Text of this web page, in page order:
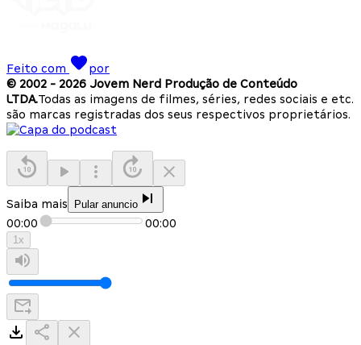
Feito com
por
© 2002 - 2026 Jovem Nerd Produção de Conteúdo
LTDA.Todas as imagens de filmes, séries, redes sociais e etc.
são marcas registradas dos seus respectivos proprietários.
Saiba mais Pular anuncio
00:00 00:00
1x